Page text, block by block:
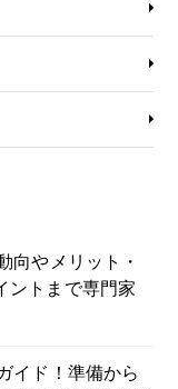
向やメリット・
ントまで専門家
イド！準備から